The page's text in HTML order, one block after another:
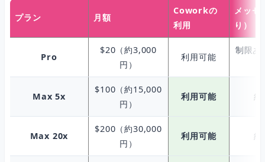
プラン 月額
Coworkの
利用
メッセ
り）
Pro
$20（約3,000
円）
利用可能
制限あ
Max 5x
$100（約15,000
円）
利用可能
Max 20x
$200（約30,000
円）
利用可能